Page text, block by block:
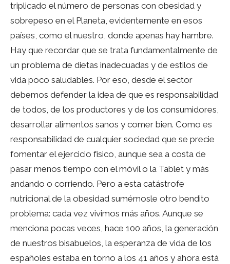
triplicado el número de personas con obesidad y
sobrepeso en el Planeta, evidentemente en esos
países, como el nuestro, donde apenas hay hambre.
Hay que recordar que se trata fundamentalmente de
un problema de dietas inadecuadas y de estilos de
vida poco saludables. Por eso, desde el sector
debemos defender la idea de que es responsabilidad
de todos, de los productores y de los consumidores,
desarrollar alimentos sanos y comer bien. Como es
responsabilidad de cualquier sociedad que se precie
fomentar el ejercicio físico, aunque sea a costa de
pasar menos tiempo con el móvil o la Tablet y más
andando o corriendo. Pero a esta catástrofe
nutricional de la obesidad sumémosle otro bendito
problema: cada vez vivimos más años. Aunque se
menciona pocas veces, hace 100 años, la generación
de nuestros bisabuelos, la esperanza de vida de los
españoles estaba en torno a los 41 años y ahora está